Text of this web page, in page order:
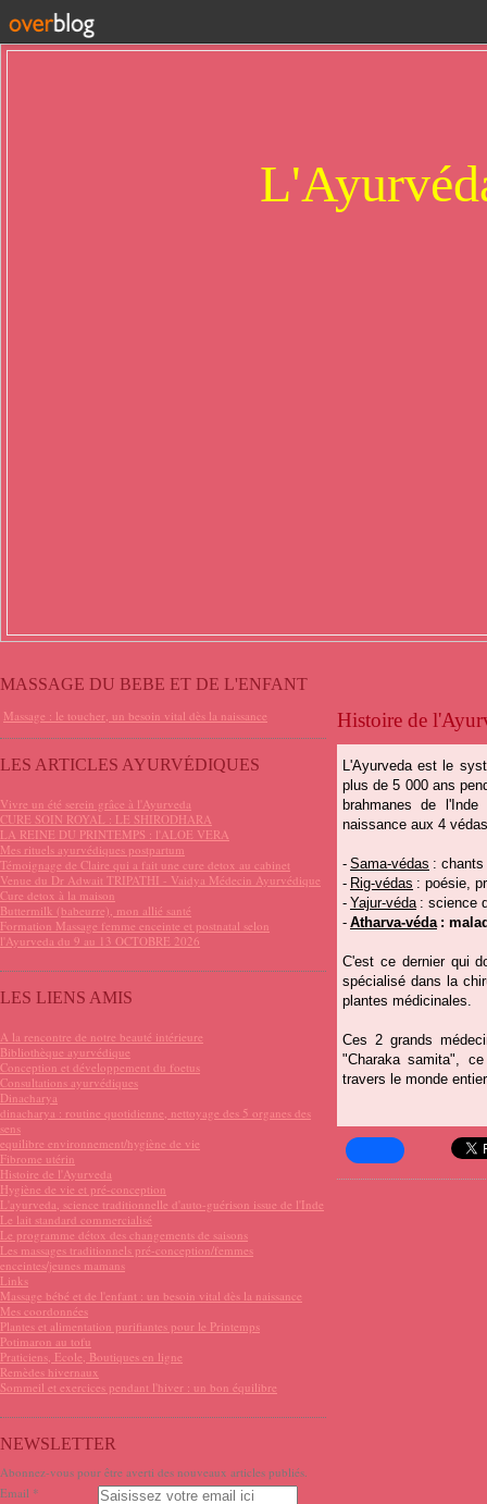
MASSAGE DU BEBE ET DE L'ENFANT
Massage : le toucher, un besoin vital dès la naissance
LES ARTICLES AYURVÉDIQUES
Vivre un été serein grâce à l'Ayurveda
CURE SOIN ROYAL : LE SHIRODHARA
LA REINE DU PRINTEMPS : l'ALOE VERA
Mes rituels ayurvédiques postpartum
Témoignage de Claire qui a fait une cure detox au cabinet
Venue du Dr Adwait TRIPATHI - Vaidya Médecin Ayurvédique
Cure detox à la maison
Buttermilk (babeurre), mon allié santé
Formation Massage femme enceinte et postnatal selon
l'Ayurveda du 9 au 13 OCTOBRE 2026
LES LIENS AMIS
A la rencontre de notre beauté intérieure
Bibliothèque ayurvédique
Conception et développement du foetus
Consultations ayurvédiques
Dinacharya
dinacharya : routine quotidienne, nettoyage des 5 organes des
sens
equilibre environnement/hygiène de vie
Fibrome utérin
Histoire de l'Ayurveda
Hygiène de vie et pré-conception
L'ayurveda, science traditionnelle d'auto-guérison issue de l'Inde
Le lait standard commercialisé
Le programme détox des changements de saisons
Les massages traditionnels pré-conception/femmes
enceintes/jeunes mamans
Links
Massage bébé et de l'enfant : un besoin vital dès la naissance
Mes coordonnées
Plantes et alimentation purifiantes pour le Printemps
Potimaron au tofu
Praticiens, Ecole, Boutiques en ligne
Remèdes hivernaux
Sommeil et exercices pendant l'hiver : un bon équilibre
NEWSLETTER
Abonnez-vous pour être averti des nouveaux articles publiés.
Email
Histoire de
L'Ayurveda est le
plus de 5 000 ans
brahmanes de
naissance aux 4
- Sama-védas : chants
- Rig-védas : poésie,
- Yajur-véda : science
- Atharva-véda :
C'est ce dernier qui
spécialisé dans la
plantes médicinales.
Ces 2 grands
"Charaka samita",
travers le monde